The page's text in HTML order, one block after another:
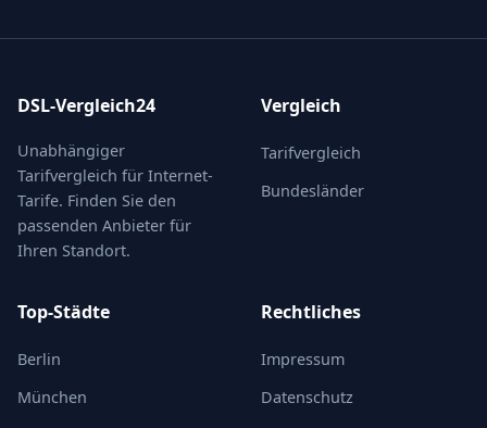
DSL-Vergleich24
Unabhängiger
Tarifvergleich für Internet-
Tarife. Finden Sie den
passenden Anbieter für
Ihren Standort.
Vergleich
Tarifvergleich
Bundesländer
Top-Städte
Berlin
München
Rechtliches
Impressum
Datenschutz